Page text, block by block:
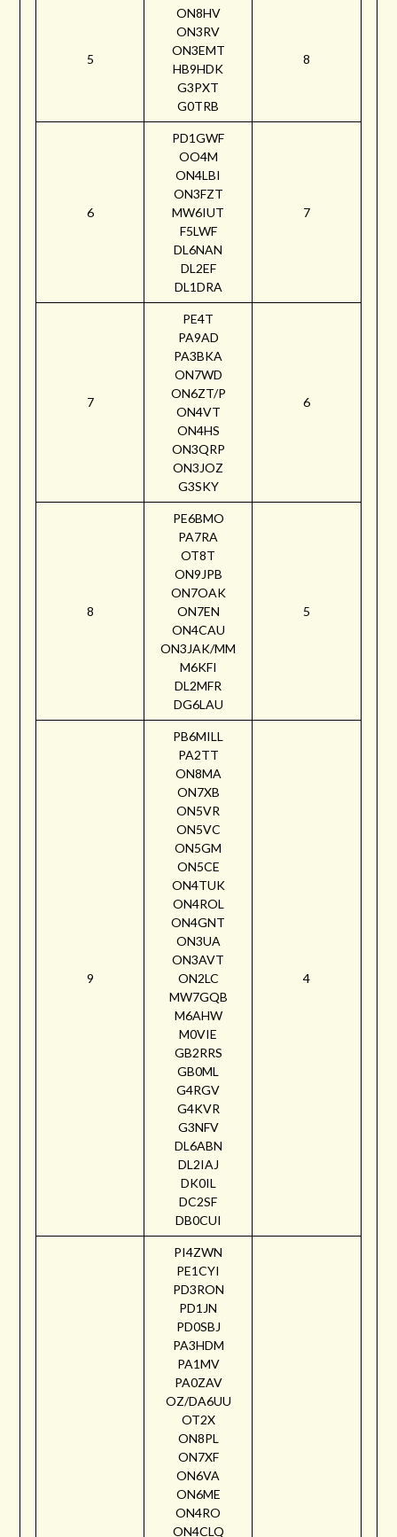
5
ON8HV
ON3RV
ON3EMT
HB9HDK
G3PXT
G0TRB
8
6
PD1GWF
OO4M
ON4LBI
ON3FZT
MW6IUT
F5LWF
DL6NAN
DL2EF
DL1DRA
7
7
PE4T
PA9AD
PA3BKA
ON7WD
ON6ZT/P
ON4VT
ON4HS
ON3QRP
ON3JOZ
G3SKY
6
8
PE6BMO
PA7RA
OT8T
ON9JPB
ON7OAK
ON7EN
ON4CAU
ON3JAK/MM
M6KFI
DL2MFR
DG6LAU
5
9
PB6MILL
PA2TT
ON8MA
ON7XB
ON5VR
ON5VC
ON5GM
ON5CE
ON4TUK
ON4ROL
ON4GNT
ON3UA
ON3AVT
ON2LC
MW7GQB
M6AHW
M0VIE
GB2RRS
GB0ML
G4RGV
G4KVR
G3NFV
DL6ABN
DL2IAJ
DK0IL
DC2SF
DB0CUI
4
PI4ZWN
PE1CYI
PD3RON
PD1JN
PD0SBJ
PA3HDM
PA1MV
PA0ZAV
OZ/DA6UU
OT2X
ON8PL
ON7XF
ON6VA
ON6ME
ON4RO
ON4CLQ